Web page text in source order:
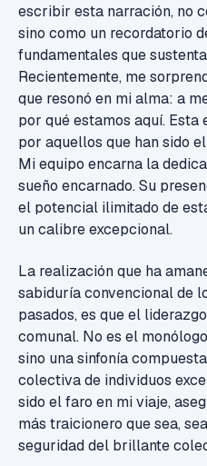
escribir esta narración, no
sino como un recordatorio
fundamentales que
Recientemente, me
que resonó en mi alma: a
por qué estamos aquí.
por aquellos que han sido
Mi equipo encarna la
sueño encarnado. Su
el potencial ilimitado de
un calibre excepcional.
La realización que ha
sabiduría convencional de
pasados, es que el
comunal. No es el
sino una sinfonía
colectiva de individuos
sido el faro en mi viaje,
más traicionero que sea,
seguridad del brillante